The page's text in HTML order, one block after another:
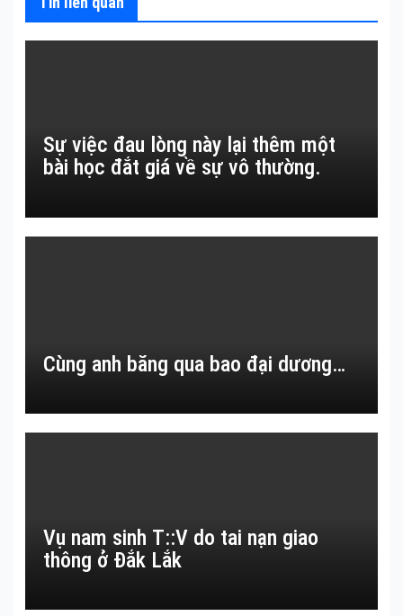
Sự việc đau lòng này lại thêm một
bài học đắt giá về sự vô thường.
Cùng anh băng qua bao đại dương…
Vụ nam sinh T::V do tai nạn giao
thông ở Đắk Lắk